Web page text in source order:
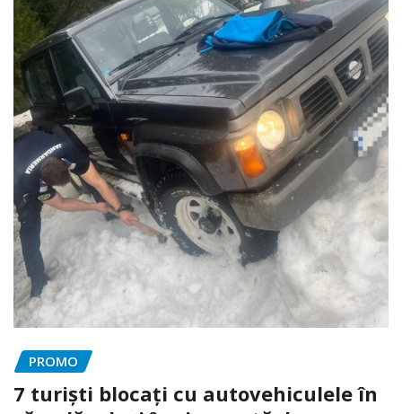
PROMO
7 turiști blocați cu autovehiculele în